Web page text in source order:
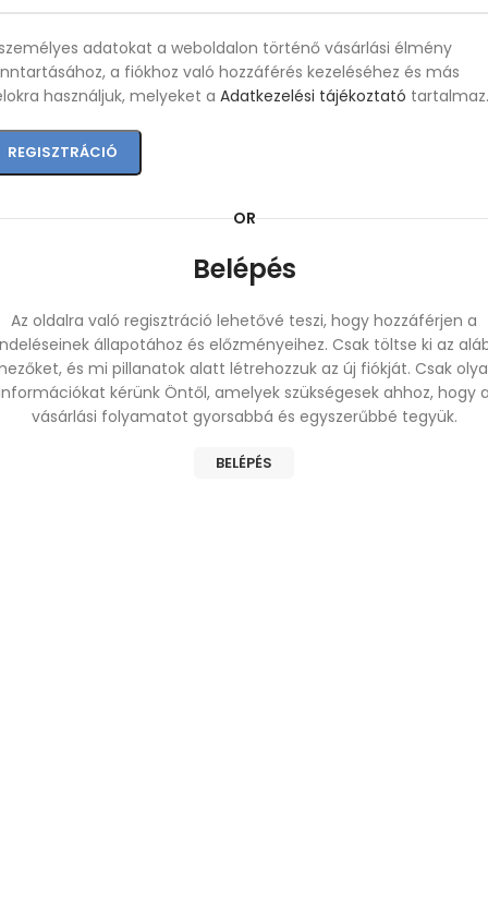
adatokat a weboldalon történő vásárlási élmény
a fiókhoz való hozzáférés kezeléséhez és más
használjuk, melyeket a Adatkezelési tájékoztató tartalmaz.
REGISZTRÁCIÓ
OR
Belépés
Az oldalra való regisztráció lehetővé teszi, hogy hozzáférjen a
állapotához és előzményeihez. Csak töltse ki az
és mi pillanatok alatt létrehozzuk az új fiókját. Csak
kérünk Öntől, amelyek szükségesek ahhoz, hogy
vásárlási folyamatot gyorsabbá és egyszerűbbé tegyük.
BELÉPÉS